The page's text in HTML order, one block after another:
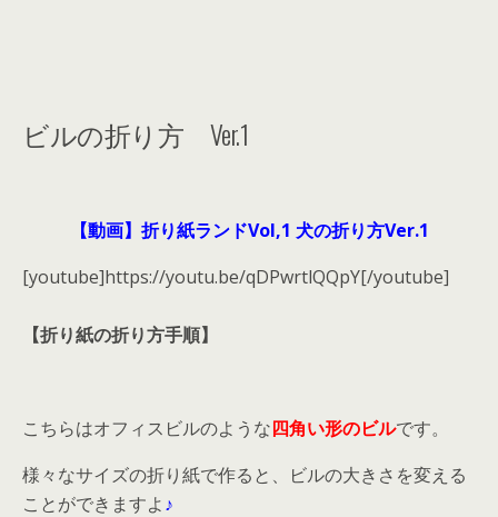
ビルの折り方 Ver.1
【動画】折り紙ランドVol,1 犬の折り方Ver.1
[youtube]https://youtu.be/qDPwrtlQQpY[/youtube]
【折り紙の折り方手順】
こちらはオフィスビルのような四角い形のビルです。
様々なサイズの折り紙で作ると、ビルの大きさを変える
ことができますよ♪